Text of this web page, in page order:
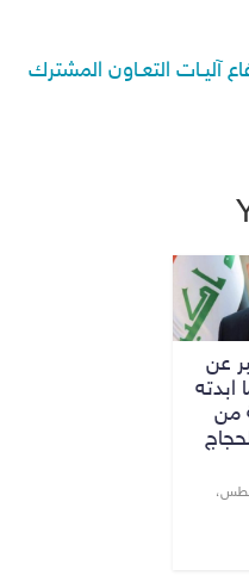
آليـات التعـاون المشترك
عن
ابدته
من